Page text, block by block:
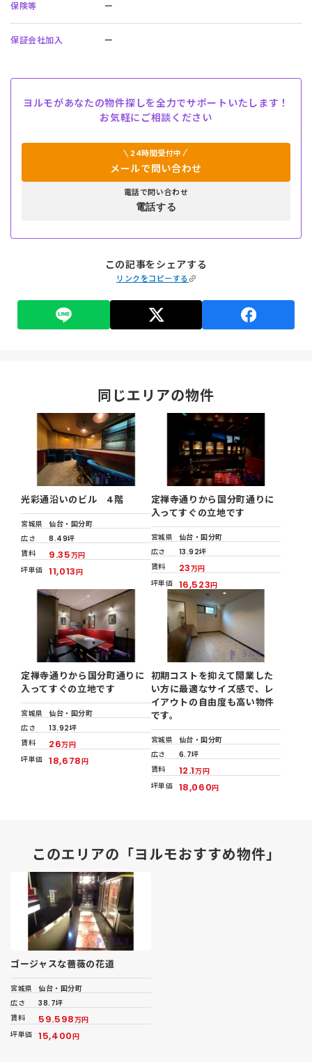
保険等 ー
保証会社加入 ー
ヨルモがあなたの物件探しを全力でサポートいたします！
お気軽にご相談ください
24時間受付中
メールで問い合わせ
電話で問い合わせ
電話する
この記事をシェアする
リンクをコピーする
同じエリアの物件
光彩通沿いのビル 4階
宮城県
仙台・国分町
広さ
8.49坪
賃料
9.35万円
坪単価 11,013円
定禅寺通りから国分町通りに
入ってすぐの立地です
宮城県
仙台・国分町
広さ
13.92坪
賃料
23万円
坪単価 16,523円
定禅寺通りから国分町通りに
入ってすぐの立地です
宮城県
仙台・国分町
広さ
13.92坪
賃料
26万円
坪単価 18,678円
初期コストを抑えて開業した
い方に最適なサイズ感で、レ
イアウトの自由度も高い物件
です。
宮城県
仙台・国分町
広さ
6.7坪
賃料
12.1万円
坪単価 18,060円
このエリアの「ヨルモおすすめ物件」
ゴージャスな薔薇の花道
宮城県
仙台・国分町
広さ
38.7坪
賃料
59.598万円
坪単価 15,400円